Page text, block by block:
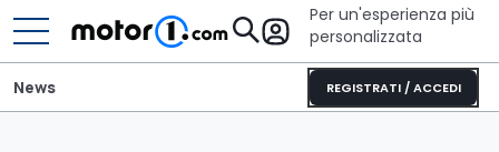
Per un'esperienza più
personalizzata
REGISTRATI / ACCEDI
News